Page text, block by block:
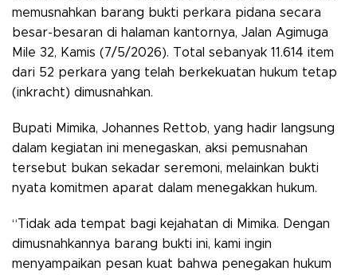
memusnahkan barang bukti perkara pidana secara
besar-besaran di halaman kantornya, Jalan Agimuga
Mile 32, Kamis (7/5/2026). Total sebanyak 11.614 item
dari 52 perkara yang telah berkekuatan hukum tetap
(inkracht) dimusnahkan.
Bupati Mimika, Johannes Rettob, yang hadir langsung
dalam kegiatan ini menegaskan, aksi pemusnahan
tersebut bukan sekadar seremoni, melainkan bukti
nyata komitmen aparat dalam menegakkan hukum.
“Tidak ada tempat bagi kejahatan di Mimika. Dengan
dimusnahkannya barang bukti ini, kami ingin
menyampaikan pesan kuat bahwa penegakan hukum